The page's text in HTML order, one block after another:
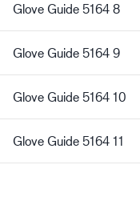
Glove Guide 5164 8
Glove Guide 5164 9
Glove Guide 5164 10
Glove Guide 5164 11